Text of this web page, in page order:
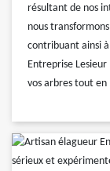
résultant de nos
nous
contribuant ainsi
Entreprise
vos arbres tout